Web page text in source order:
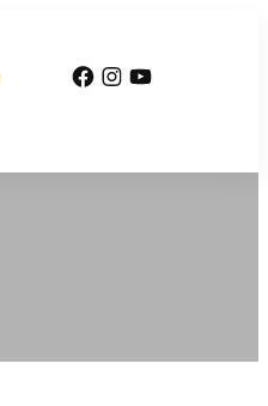
Facebook
Instagram
YouTube